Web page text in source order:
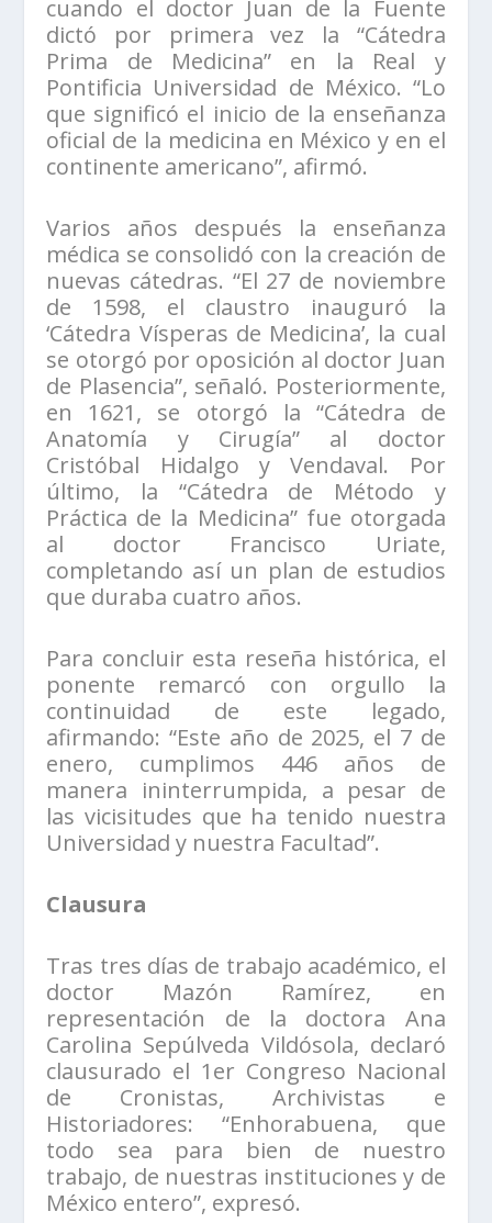
cuando el doctor Juan de la Fuente
dictó por primera vez la “Cátedra
Prima de Medicina” en la Real y
Pontificia Universidad de México. “Lo
que significó el inicio de la enseñanza
oficial de la medicina en México y en el
continente americano”, afirmó.
Varios años después la enseñanza
médica se consolidó con la creación de
nuevas cátedras. “El 27 de noviembre
de 1598, el claustro inauguró la
‘Cátedra Vísperas de Medicina’, la cual
se otorgó por oposición al doctor Juan
de Plasencia”, señaló. Posteriormente,
en 1621, se otorgó la “Cátedra de
Anatomía y Cirugía” al doctor
Cristóbal Hidalgo y Vendaval. Por
último, la “Cátedra de Método y
Práctica de la Medicina” fue otorgada
al doctor Francisco Uriate,
completando así un plan de estudios
que duraba cuatro años.
Para concluir esta reseña histórica, el
ponente remarcó con orgullo la
continuidad de este legado,
afirmando: “Este año de 2025, el 7 de
enero, cumplimos 446 años de
manera ininterrumpida, a pesar de
las vicisitudes que ha tenido nuestra
Universidad y nuestra Facultad”.
Clausura
Tras tres días de trabajo académico, el
doctor Mazón Ramírez, en
representación de la doctora Ana
Carolina Sepúlveda Vildósola, declaró
clausurado el 1er Congreso Nacional
de Cronistas, Archivistas e
Historiadores: “Enhorabuena, que
todo sea para bien de nuestro
trabajo, de nuestras instituciones y de
México entero”, expresó.